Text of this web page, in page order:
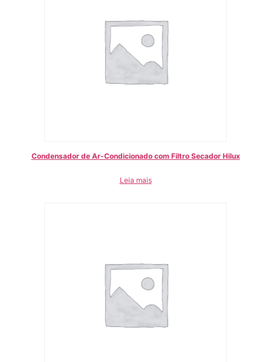
Condensador de Ar-Condicionado com Filtro Secador Hilux
Leia mais